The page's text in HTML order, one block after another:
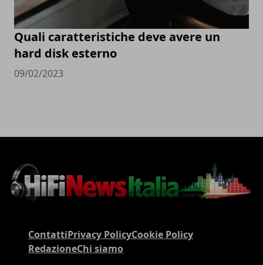
Quali caratteristiche deve avere un
hard disk esterno
09/02/2023
ContattiPrivacy PolicyCookie Policy
RedazioneChi siamo